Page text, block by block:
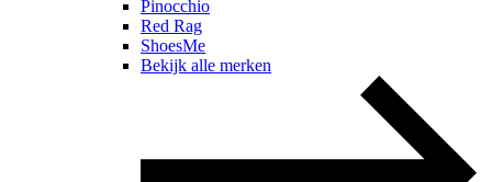
Pinocchio
Red Rag
ShoesMe
Bekijk alle merken